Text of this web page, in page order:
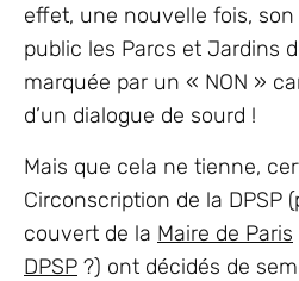
effet, une nouvelle fois, son
public les Parcs et Jardins
marquée par un « NON »
d’un dialogue de sourd !
Mais que cela ne tienne,
Circonscription de la DPSP
couvert de la Maire de Paris
DPSP ?) ont décidés de